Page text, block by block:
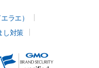
ラエ）
し対策